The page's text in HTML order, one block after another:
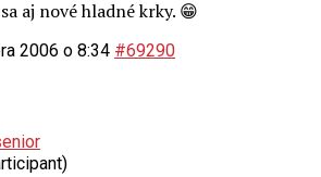
aj nové hladné krky. 😁
2006 o 8:34 #69290